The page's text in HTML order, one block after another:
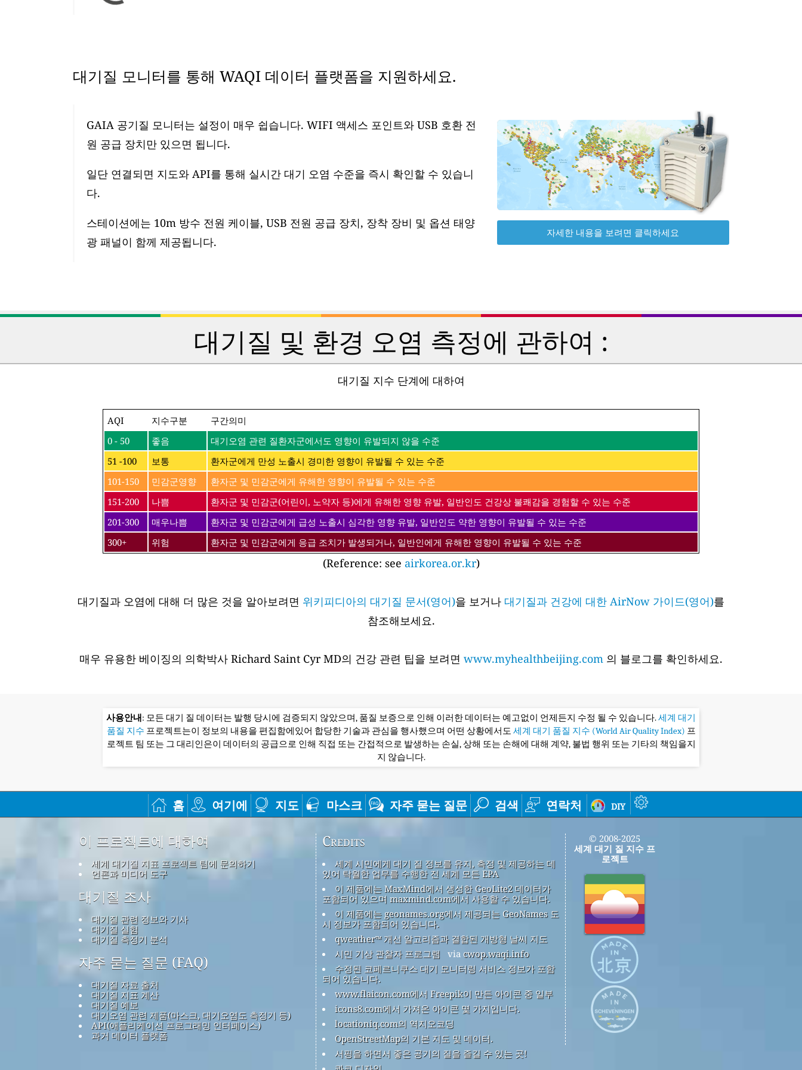
대기질 모니터를 통해 WAQI 데이터 플랫폼을 지원하세요.
GAIA 공기질 모니터는 설정이 매우 쉽습니다. WIFI 액세스 포인트와 USB 호환 전
원 공급 장치만 있으면 됩니다.
일단 연결되면 지도와 API를 통해 실시간 대기 오염 수준을 즉시 확인할 수 있습니
다.
스테이션에는 10m 방수 전원 케이블, USB 전원 공급 장치, 장착 장비 및 옵션 태양
광 패널이 함께 제공됩니다.
자세한 내용을 보려면 클릭하세요
대기질 및 환경 오염 측정에 관하여 :
대기질 지수 단계에 대하여
AQI 지수구분
구간의미
0 - 50
좋음
대기오염 관련 질환자군에서도 영향이 유발되지 않을 수준
51 -100
보통
환자군에게 만성 노출시 경미한 영향이 유발될 수 있는 수준
101-150
민감군영향
환자군 및 민감군에게 유해한 영향이 유발될 수 있는 수준
151-200
나쁨
환자군 및 민감군(어린이, 노약자 등)에게 유해한 영향 유발, 일반인도 건강상 불쾌감을 경험할 수 있는 수준
201-300
매우나쁨
환자군 및 민감군에게 급성 노출시 심각한 영향 유발, 일반인도 약한 영향이 유발될 수 있는 수준
300+
위험 환자군 및 민감군에게 응급 조치가 발생되거나, 일반인에게 유해한 영향이 유발될 수 있는 수준
(Reference: see airkorea.or.kr)
대기질과 오염에 대해 더 많은 것을 알아보려면 위키피디아의 대기질 문서(영어)을 보거나 대기질과 건강에 대한 AirNow 가이드(영어)를
참조해보세요.
매우 유용한 베이징의 의학박사 Richard Saint Cyr MD의 건강 관련 팁을 보려면 www.myhealthbeijing.com 의 블로그를 확인하세요.
사용안내: 모든 대기 질 데이터는 발행 당시에 검증되지 않았으며, 품질 보증으로 인해 이러한 데이터는 예고없이 언제든지 수정 될 수 있습니다.세계 대기
품질 지수 프로젝트는이 정보의 내용을 편집함에있어 합당한 기술과 관심을 행사했으며 어떤 상황에서도 세계 대기 품질 지수 (World Air Quality Index) 프
로젝트 팀 또는 그 대리인은이 데이터의 공급으로 인해 직접 또는 간접적으로 발생하는 손실, 상해 또는 손해에 대해 계약, 불법 행위 또는 기타의 책임을지
지 않습니다.
홈 여기에 지도 마스크 자주 묻는 질문 검색 연락처 diy
이 프로젝트에 대하여
세계 대기질 지표 프로젝트 팀에 문의하기
언론과 미디어 도구
대기질 조사
대기질 관련 정보와 기사
대기질 실험
대기질 측정기 분석
자주 묻는 질문 (FAQ)
대기질 자료 출처
대기질 지표 계산
대기질 예보
대기오염 관련 제품(마스크, 대기오염도 측정기 등)
API(애플리케이션 프로그래밍 인터페이스)
과거 데이터 플랫폼
Credits
세계 시민에게 대기 질 정보를 유지, 측정 및 제공하는 데
있어 탁월한 업무를 수행한 전 세계 모든 EPA
이 제품에는 MaxMind에서 생성한 GeoLite2 데이터가
포함되어 있으며 maxmind.com에서 사용할 수 있습니다.
이 제품에는 geonames.org에서 제공되는 GeoNames 도
시 정보가 포함되어 있습니다.
qweather™ 개선 알고리즘과 결합된 개방형 날씨 지도
시민 기상 관찰자 프로그램
via cwop.waqi.info
수정된 코페르니쿠스 대기 모니터링 서비스 정보가 포함
되어 있습니다.
www.flaicon.com에서 Freepik이 만든 아이콘 중 일부
icons8.com에서 가져온 아이콘 몇 가지입니다.
locationiq.com의 역지오코딩
OpenStreetMap의 기본 지도 및 데이터.
서핑을 하면서 좋은 공기의 질을 즐길 수 있는 곳!
© 2008-2025
세계 대기 질 지수 프
로젝트